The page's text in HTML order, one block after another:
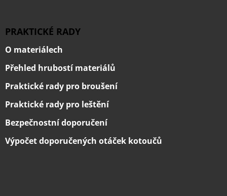
PRAKTICKÉ RADY
O materiálech
Přehled hrubostí materiálů
Praktické rady pro broušení
Praktické rady pro leštění
Bezpečnostní doporučení
Výpočet doporučených otáček kotoučů